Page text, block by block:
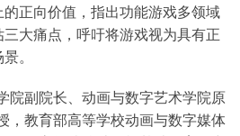
正向价值，指出功能游戏多领域
大痛点，呼吁将游戏视为具有正
。
院副院长、动画与数字艺术学院原
，教育部高等学校动画与数字媒体